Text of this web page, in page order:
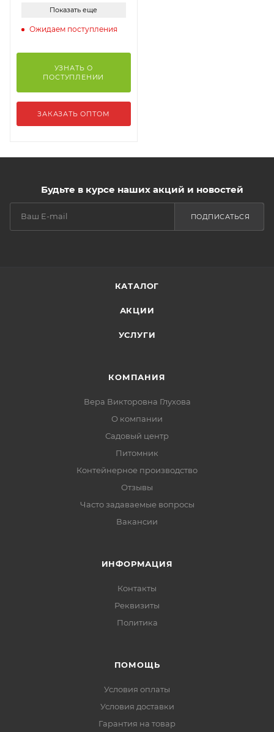
Показать еще
Ожидаем поступления
УЗНАТЬ О
ПОСТУПЛЕНИИ
ЗАКАЗАТЬ ОПТОМ
Будьте в курсе наших акций и новостей
ПОДПИСАТЬСЯ
КАТАЛОГ
АКЦИИ
УСЛУГИ
КОМПАНИЯ
Вера Викторовна Глухова
О компании
Садовый центр
Питомник
Контейнерное производство
Отзывы
Часто задаваемые вопросы
Вакансии
ИНФОРМАЦИЯ
Контакты
Реквизиты
Политика
ПОМОЩЬ
Условия оплаты
Условия доставки
Гарантия на товар